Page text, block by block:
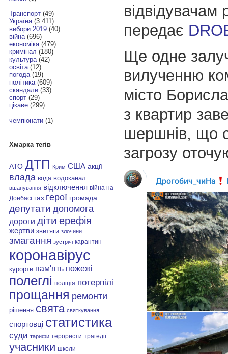
Транспорт(49)
Україна(3 411)
вибори 2019(40)
війна(696)
економіка(479)
кримінал (180)
культура(42)
освіта(12)
погода(19)
політика(609)
скандали(33)
спорт(29)
цікаве(299)
чемпіонати(1)
Хмарка тегів
АТО ДТП Крим США акції
влада вода водоканал
вшанування відключення війна на
Донбасі газ герої громада
депутати допомога
дороги діти ерефія
жертви звитяги злочини
змагання зустрічі карантин
коронавірус
курорти пам'ять пожежі
полеглі поліція потерпілі
прощання ремонти
рішення свята святкування
спортовці статистика
суди тарифи терористи трагедії
учасники школи
відвідувачам
передає
Ще одне
вилученню
місто
з квартир
шершнів, що
загрозу